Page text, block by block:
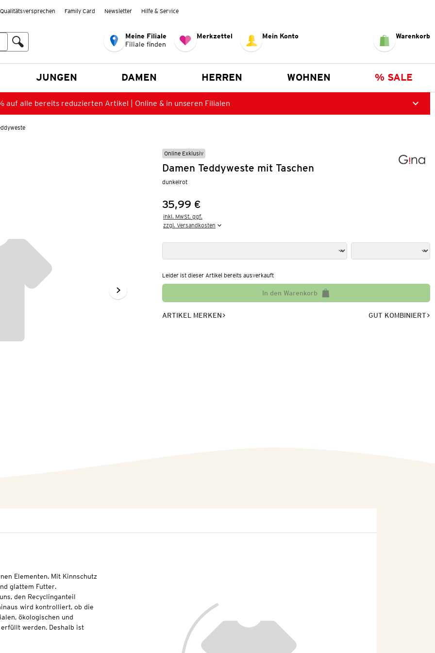
Qualitätsversprechen Family Card Newsletter Hilfe & Service
Meine Filiale
Filiale finden
Merkzettel Mein Konto Warenkorb
JUNGEN DAMEN HERREN WOHNEN % SALE
auf alle bereits reduzierten Artikel | Online & in unseren Filialen
Online Exklusiv
Damen Teddyweste mit Taschen
dunkelrot
Preis:
35,99 €
inkl. MwSt. ggf.
zzgl. Versandkosten
Leider ist dieser Artikel bereits ausverkauft
In den Warenkorb
ARTIKEL MERKEN GUT KOMBINIERT
Elementen. Mit Kinnschutz
glattem Futter.
den Recyclinganteil
wird kontrolliert, ob die
ökologischen und
werden. Deshalb ist